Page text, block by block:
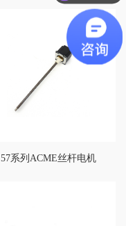
57系列ACME丝杆电机